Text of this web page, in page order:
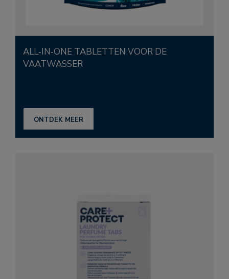
ALL‑IN‑ONE TABLETTEN VOOR DE
VAATWASSER
ONTDEK MEER